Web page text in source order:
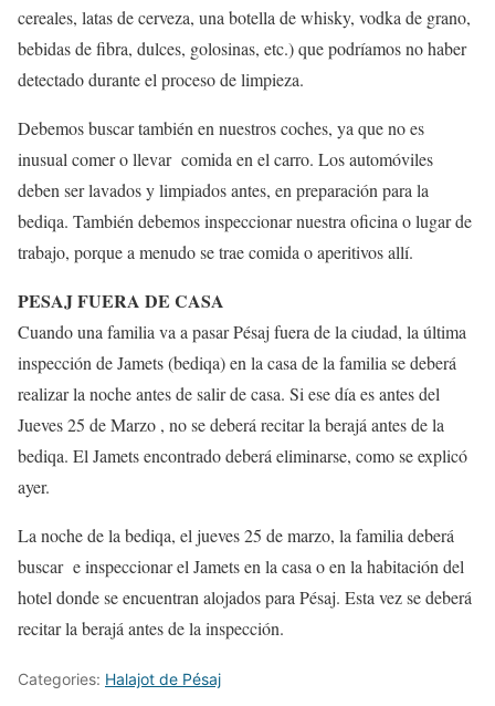
cereales, latas de cerveza, una botella de whisky, vodka de grano,
bebidas de fibra, dulces, golosinas, etc.) que podríamos no haber
detectado durante el proceso de limpieza.
Debemos buscar también en nuestros coches, ya que no es
inusual comer o llevar comida en el carro. Los automóviles
deben ser lavados y limpiados antes, en preparación para la
bediqa. También debemos inspeccionar nuestra oficina o lugar de
trabajo, porque a menudo se trae comida o aperitivos allí.
PESAJ FUERA DE CASA
Cuando una familia va a pasar Pésaj fuera de la ciudad, la última
inspección de Jamets (bediqa) en la casa de la familia se deberá
realizar la noche antes de salir de casa. Si ese día es antes del
Jueves 25 de Marzo , no se deberá recitar la berajá antes de la
bediqa. El Jamets encontrado deberá eliminarse, como se explicó
ayer.
La noche de la bediqa, el jueves 25 de marzo, la familia deberá
buscar e inspeccionar el Jamets en la casa o en la habitación del
hotel donde se encuentran alojados para Pésaj. Esta vez se deberá
recitar la berajá antes de la inspección.
Categories: Halajot de Pésaj